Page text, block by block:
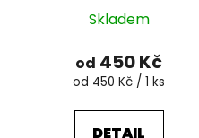
Skladem
od 450 Kč
Měrná
od 450 Kč / 1 ks
DETAIL